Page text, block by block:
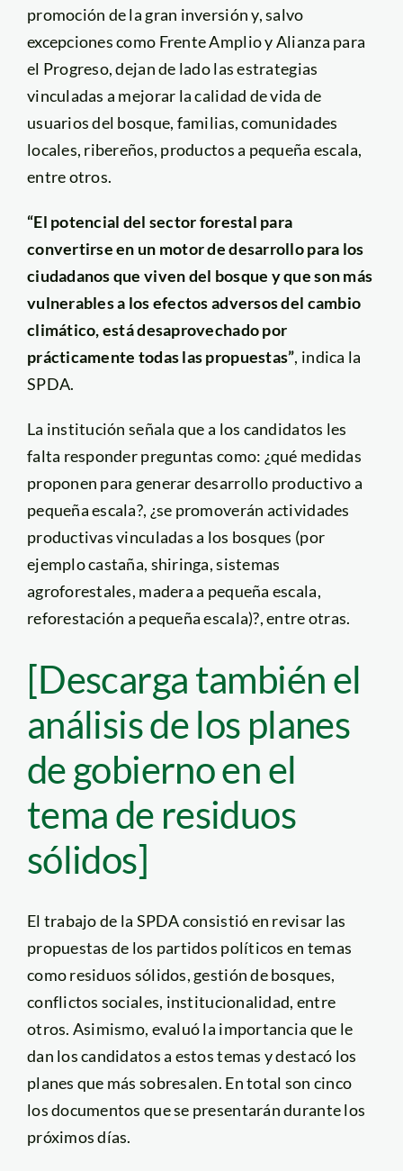
promoción de la gran inversión y, salvo
excepciones como Frente Amplio y Alianza para
el Progreso, dejan de lado las estrategias
vinculadas a mejorar la calidad de vida de
usuarios del bosque, familias, comunidades
locales, ribereños, productos a pequeña escala,
entre otros.
“El potencial del sector forestal para
convertirse en un motor de desarrollo para los
ciudadanos que viven del bosque y que son más
vulnerables a los efectos adversos del cambio
climático, está desaprovechado por
prácticamente todas las propuestas”, indica la
SPDA.
La institución señala que a los candidatos les
falta responder preguntas como: ¿qué medidas
proponen para generar desarrollo productivo a
pequeña escala?, ¿se promoverán actividades
productivas vinculadas a los bosques (por
ejemplo castaña, shiringa, sistemas
agroforestales, madera a pequeña escala,
reforestación a pequeña escala)?, entre otras.
[Descarga también el
análisis de los planes
de gobierno en el
tema de residuos
sólidos]
El trabajo de la SPDA consistió en revisar las
propuestas de los partidos políticos en temas
como residuos sólidos, gestión de bosques,
conflictos sociales, institucionalidad, entre
otros. Asimismo, evaluó la importancia que le
dan los candidatos a estos temas y destacó los
planes que más sobresalen. En total son cinco
los documentos que se presentarán durante los
próximos días.